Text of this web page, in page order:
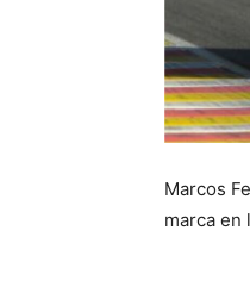
Marcos
marca en